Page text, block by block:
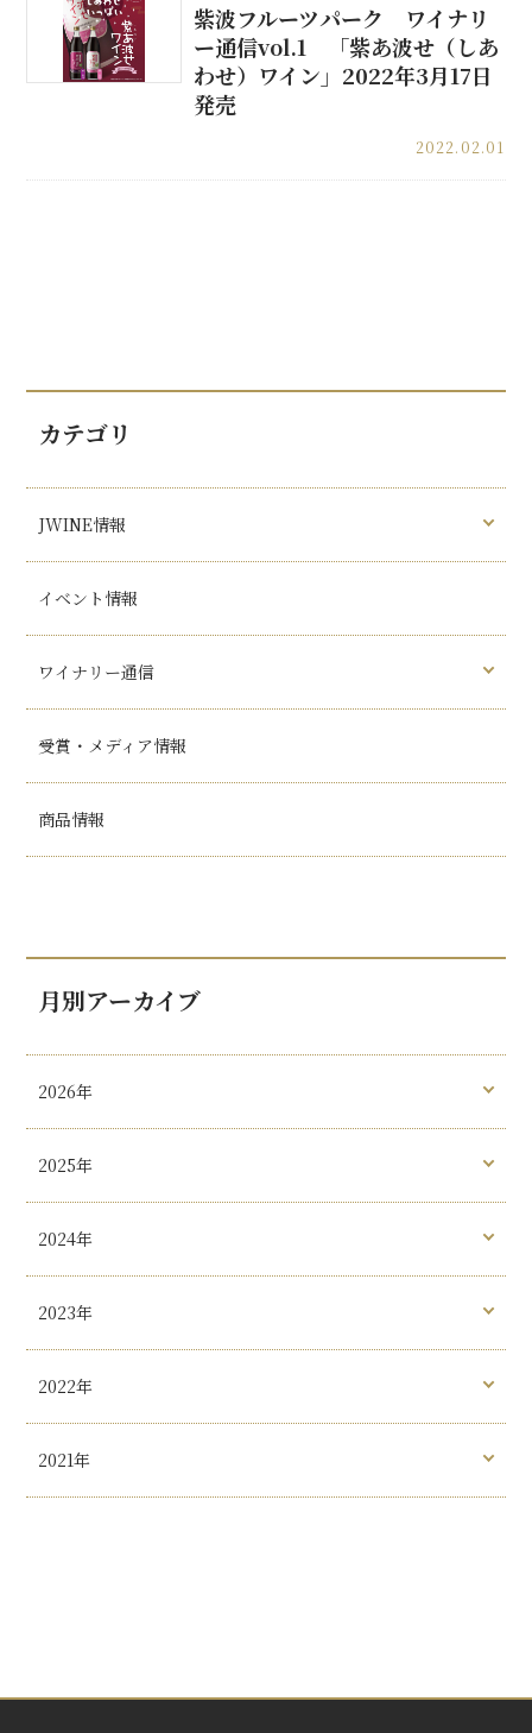
紫波フルーツパーク ワイナリ
ー通信vol.1 「紫あ波せ（しあ
わせ）ワイン」2022年3月17日
発売
2022.02.01
カテゴリ
JWINE情報
イベント情報
ワイナリー通信
受賞・メディア情報
商品情報
月別アーカイブ
2026年
2025年
2024年
2023年
2022年
2021年